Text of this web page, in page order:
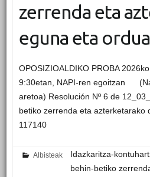
zerrenda eta
eguna eta ordua
OPOSIZIOALDIKO PROBA
9:30etan, NAPI-ren egoitzan
aretoa) Resolución Nº 6 de
betiko zerrenda eta azterketarako
117140
Albisteak
Idazkaritza-
behin-betiko